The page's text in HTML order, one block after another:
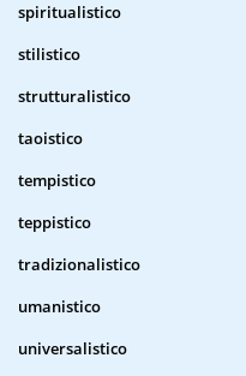
spiritualistico
stilistico
strutturalistico
taoistico
tempistico
teppistico
tradizionalistico
umanistico
universalistico